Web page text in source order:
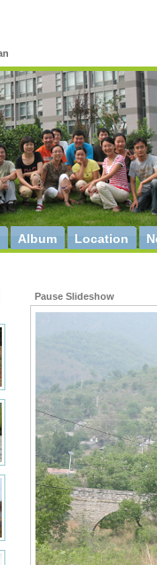
Album Location
Pause Slideshow